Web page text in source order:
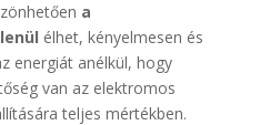
a
élhet, kényelmesen és
energiát anélkül, hogy
van az elektromos
teljes mértékben.